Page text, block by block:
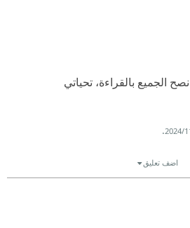
الجميع بالقراءة، تحياتي
.
اضف تعليق